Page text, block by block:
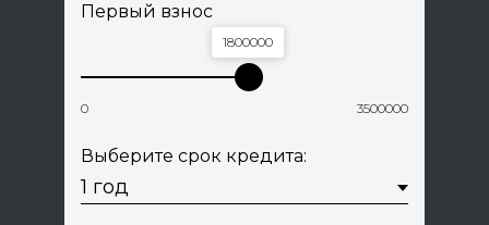
Первый взнос
1800000
0 3500000
Выберите срок кредита: